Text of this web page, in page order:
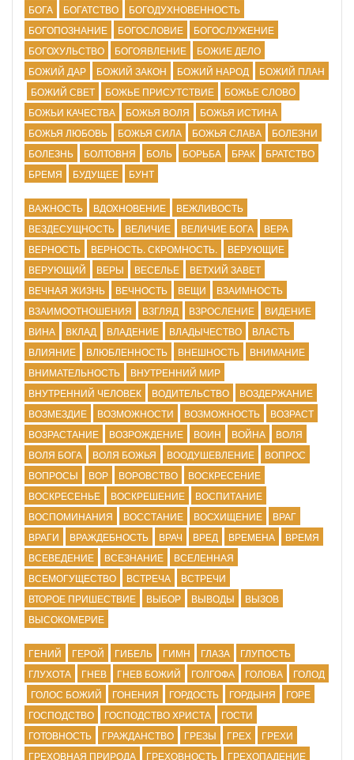
БОГА
БОГАТСТВО
БОГОДУХНОВЕННОСТЬ
БОГОПОЗНАНИЕ
БОГОСЛОВИЕ
БОГОСЛУЖЕНИЕ
БОГОХУЛЬСТВО
БОГОЯВЛЕНИЕ
БОЖИЕ ДЕЛО
БОЖИЙ ДАР
БОЖИЙ ЗАКОН БОЖИЙ НАРОД
БОЖИЙ ПЛАН
БОЖИЙ СВЕТ
БОЖЬЕ ПРИСУТСТВИЕ
БОЖЬЕ СЛОВО
БОЖЬИ КАЧЕСТВА
БОЖЬЯ ВОЛЯ
БОЖЬЯ ИСТИНА
БОЖЬЯ ЛЮБОВЬ
БОЖЬЯ СИЛА БОЖЬЯ СЛАВА
БОЛЕЗНИ
БОЛЕЗНЬ
БОЛТОВНЯ БОЛЬ БОРЬБА БРАК
БРАТСТВО
БРЕМЯ
БУДУЩЕЕ БУНТ
ВАЖНОСТЬ ВДОХНОВЕНИЕ
ВЕЖЛИВОСТЬ
ВЕЗДЕСУЩНОСТЬ
ВЕЛИЧИЕ ВЕЛИЧИЕ БОГА
ВЕРА
ВЕРНОСТЬ
ВЕРНОСТЬ. СКРОМНОСТЬ.
ВЕРУЮЩИЕ
ВЕРУЮЩИЙ
ВЕРЫ ВЕСЕЛЬЕ
ВЕТХИЙ ЗАВЕТ
ВЕЧНАЯ ЖИЗНЬ
ВЕЧНОСТЬ ВЕЩИ
ВЗАИМНОСТЬ
ВЗАИМООТНОШЕНИЯ
ВЗГЛЯД ВЗРОСЛЕНИЕ
ВИДЕНИЕ
ВИНА
ВКЛАД ВЛАДЕНИЕ ВЛАДЫЧЕСТВО
ВЛАСТЬ
ВЛИЯНИЕ
ВЛЮБЛЕННОСТЬ ВНЕШНОСТЬ
ВНИМАНИЕ
ВНИМАТЕЛЬНОСТЬ
ВНУТРЕННИЙ МИР
ВНУТРЕННИЙ ЧЕЛОВЕК
ВОДИТЕЛЬСТВО
ВОЗДЕРЖАНИЕ
ВОЗМЕЗДИЕ
ВОЗМОЖНОСТИ ВОЗМОЖНОСТЬ
ВОЗРАСТ
ВОЗРАСТАНИЕ
ВОЗРОЖДЕНИЕ ВОИН ВОЙНА
ВОЛЯ
ВОЛЯ БОГА
ВОЛЯ БОЖЬЯ ВООДУШЕВЛЕНИЕ
ВОПРОС
ВОПРОСЫ
ВОР ВОРОВСТВО
ВОСКРЕСЕНИЕ
ВОСКРЕСЕНЬЕ
ВОСКРЕШЕНИЕ
ВОСПИТАНИЕ
ВОСПОМИНАНИЯ
ВОССТАНИЕ ВОСХИЩЕНИЕ
ВРАГ
ВРАГИ
ВРАЖДЕБНОСТЬ ВРАЧ ВРЕД ВРЕМЕНА
ВРЕМЯ
ВСЕВЕДЕНИЕ
ВСЕЗНАНИЕ
ВСЕЛЕННАЯ
ВСЕМОГУЩЕСТВО
ВСТРЕЧА
ВСТРЕЧИ
ВТОРОЕ ПРИШЕСТВИЕ
ВЫБОР ВЫВОДЫ
ВЫЗОВ
ВЫСОКОМЕРИЕ
ГЕНИЙ ГЕРОЙ ГИБЕЛЬ ГИМН ГЛАЗА
ГЛУПОСТЬ
ГЛУХОТА
ГНЕВ ГНЕВ БОЖИЙ ГОЛГОФА ГОЛОВА
ГОЛОД
ГОЛОС БОЖИЙ
ГОНЕНИЯ ГОРДОСТЬ ГОРДЫНЯ
ГОРЕ
ГОСПОДСТВО
ГОСПОДСТВО ХРИСТА
ГОСТИ
ГОТОВНОСТЬ
ГРАЖДАНСТВО ГРЕЗЫ ГРЕХ
ГРЕХИ
ГРЕХОВНАЯ ПРИРОДА
ГРЕХОВНОСТЬ
ГРЕХОПАДЕНИЕ